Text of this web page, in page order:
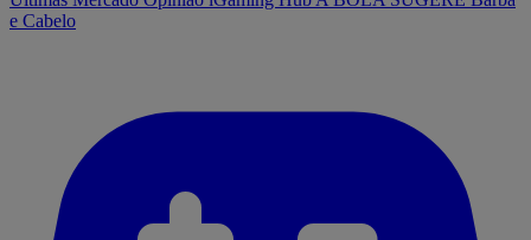
e Cabelo